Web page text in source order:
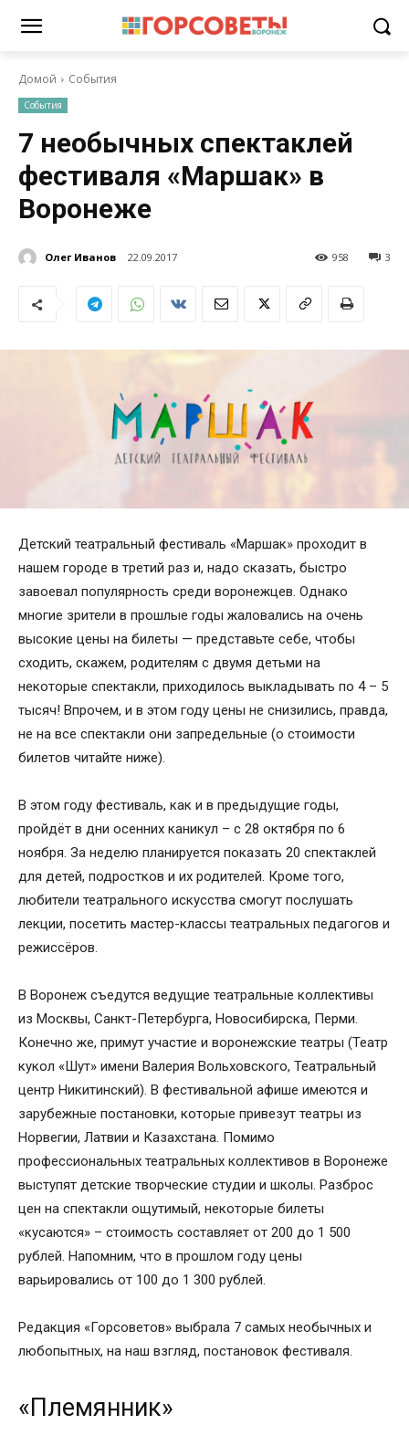
Домой События
События
7 необычных спектаклей
фестиваля «Маршак» в
Воронеже
Олег Иванов 22.09.2017 3
958
Детский театральный фестиваль «Маршак» проходит в
нашем городе в третий раз и, надо сказать, быстро
завоевал популярность среди воронежцев. Однако
многие зрители в прошлые годы жаловались на очень
высокие цены на билеты — представьте себе, чтобы
сходить, скажем, родителям с двумя детьми на
некоторые спектакли, приходилось выкладывать по 4 – 5
тысяч! Впрочем, и в этом году цены не снизились, правда,
не на все спектакли они запредельные (о стоимости
билетов читайте ниже).
В этом году фестиваль, как и в предыдущие годы,
пройдёт в дни осенних каникул – с 28 октября по 6
ноября. За неделю планируется показать 20 спектаклей
для детей, подростков и их родителей. Кроме того,
любители театрального искусства смогут послушать
лекции, посетить мастер-классы театральных педагогов и
режиссёров.
В Воронеж съедутся ведущие театральные коллективы
из Москвы, Санкт-Петербурга, Новосибирска, Перми.
Конечно же, примут участие и воронежские театры (Театр
кукол «Шут» имени Валерия Вольховского, Театральный
центр Никитинский). В фестивальной афише имеются и
зарубежные постановки, которые привезут театры из
Норвегии, Латвии и Казахстана. Помимо
профессиональных театральных коллективов в Воронеже
выступят детские творческие студии и школы. Разброс
цен на спектакли ощутимый, некоторые билеты
«кусаются» – стоимость составляет от 200 до 1 500
рублей. Напомним, что в прошлом году цены
варьировались от 100 до 1 300 рублей.
Редакция «Горсоветов» выбрала 7 самых необычных и
любопытных, на наш взгляд, постановок фестиваля.
«Племянник»